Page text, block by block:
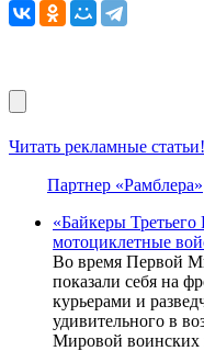
Читать рекламные
Партнер «Рамблера»
«Байкеры Третьего
мотоциклетные
Во время Первой
показали себя на
курьерами и
удивительного в
Мировой воинских